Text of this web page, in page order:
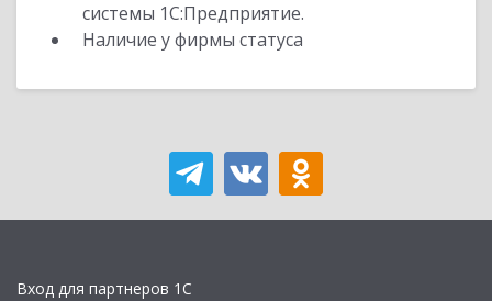
системы 1С:Предприятие.
Наличие у фирмы статуса
Вход для партнеров 1С